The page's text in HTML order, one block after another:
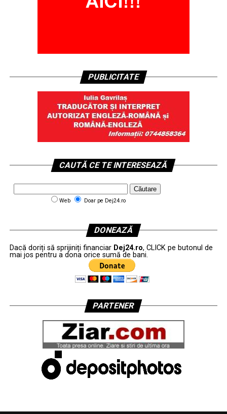
PUBLICITATE
CAUTĂ CE TE INTERESEAZĂ
Web Doar pe Dej24.ro
DONEAZĂ
Dacă doriți să sprijiniți financiar Dej24.ro, CLICK pe butonul de
mai jos pentru a dona orice sumă de bani.
PARTENER